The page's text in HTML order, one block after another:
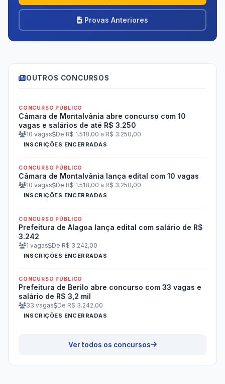
Provas Anteriores
OUTROS CONCURSOS
CONCURSO PÚBLICO
Câmara de Montalvânia abre concurso com 10
vagas e salários de até R$ 3.250
10 vagas De R$ 1.518,00 a R$ 3.250,00
INSCRIÇÕES ENCERRADAS
CONCURSO PÚBLICO
Câmara de Montalvânia lança edital com 10 vagas
10 vagas De R$ 1.518,00 a R$ 3.250,00
INSCRIÇÕES ENCERRADAS
CONCURSO PÚBLICO
Prefeitura de Alagoa lança edital com salário de R$
3.242
1 vagas De R$ 3.242,00
INSCRIÇÕES ENCERRADAS
CONCURSO PÚBLICO
Prefeitura de Berilo abre concurso com 33 vagas e
salário de R$ 3,2 mil
33 vagas De R$ 3.242,00
INSCRIÇÕES ENCERRADAS
Ver todos os concursos